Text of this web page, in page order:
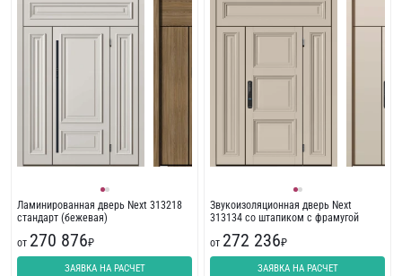
Ламинированная дверь Next 313218
стандарт (бежевая)
от 270 876₽
ЗАЯВКА НА РАСЧЕТ
Звукоизоляционная дверь Next
313134 со штапиком с фрамугой
от 272 236₽
ЗАЯВКА НА РАСЧЕТ